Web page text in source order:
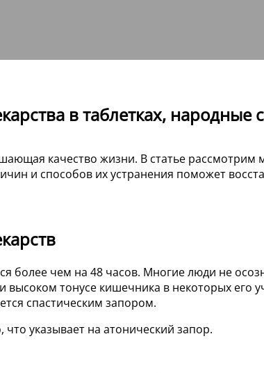
в таблетках, народные
качество жизни. В статье
и способов их устранения поможет
более чем на 48 часов. Многие люди не
тонусе кишечника в некоторых его
спастическим запором.
указывает на атонический запор.